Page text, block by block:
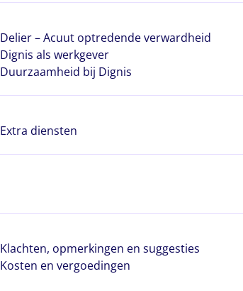
Delier – Acuut optredende verwardheid
Dignis als werkgever
Duurzaamheid bij Dignis
Extra diensten
Klachten, opmerkingen en suggesties
Kosten en vergoedingen